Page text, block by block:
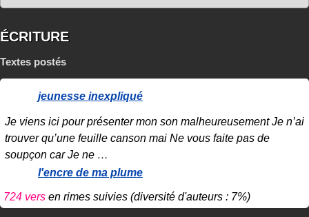
ÉCRITURE
Textes postés
jeunesse inexpliqué
Je viens ici pour présenter mon son malheureusement Je n’ai
trouver qu’une feuille canson mai Ne vous faite pas de
soupçon car Je ne …
l'encre de ma plume
724 vers en rimes suivies (diversité d'auteurs : 7%)